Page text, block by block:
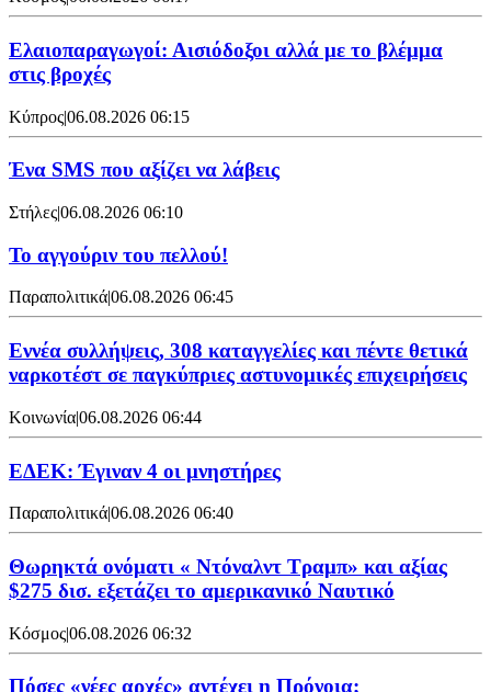
Ελαιοπαραγωγοί: Αισιόδοξοι αλλά με το βλέμμα
στις βροχές
Κύπρος|06.08.2026 06:15
Ένα SMS που αξίζει να λάβεις
Στήλες|06.08.2026 06:10
Το αγγούριν του πελλού!
Παραπολιτικά|06.08.2026 06:45
Εννέα συλλήψεις, 308 καταγγελίες και πέντε θετικά
ναρκοτέστ σε παγκύπριες αστυνομικές επιχειρήσεις
Κοινωνία|06.08.2026 06:44
ΕΔΕΚ: Έγιναν 4 οι μνηστήρες
Παραπολιτικά|06.08.2026 06:40
Θωρηκτά ονόματι « Ντόναλντ Τραμπ» και αξίας
$275 δισ. εξετάζει το αμερικανικό Ναυτικό
Κόσμος|06.08.2026 06:32
Πόσες «νέες αρχές» αντέχει η Πρόνοια;